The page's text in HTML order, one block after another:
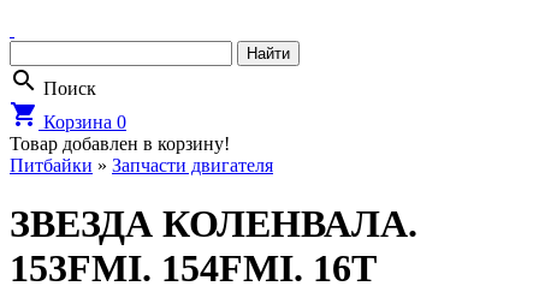
search Поиск
shopping_cart Корзина 0
Товар добавлен в корзину!
Питбайки » Запчасти двигателя
ЗВЕЗДА КОЛЕНВАЛА.
153FMI. 154FMI. 16T